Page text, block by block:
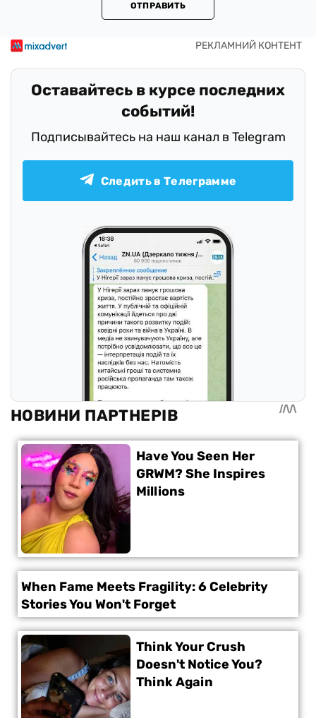
ОТПРАВИТЬ
Оставайтесь в курсе последних
событий!
Подписывайтесь на наш канал в Telegram
Следить в Телеграмме